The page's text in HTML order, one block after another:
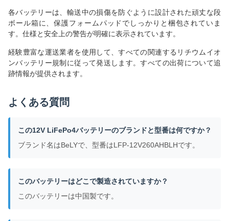
各バッテリーは、輸送中の損傷を防ぐように設計された頑丈な段
ボール箱に、保護フォームパッドでしっかりと梱包されていま
す。仕様と安全上の警告が明確に表示されています。
経験豊富な運送業者を使用して、すべての関連するリチウムイオ
ンバッテリー規制に従って発送します。すべての出荷について追
跡情報が提供されます。
よくある質問
この12V LiFePo4バッテリーのブランドと型番は何ですか？
ブランド名はBeLYで、型番はLFP-12V260AHBLHです。
このバッテリーはどこで製造されていますか？
このバッテリーは中国製です。